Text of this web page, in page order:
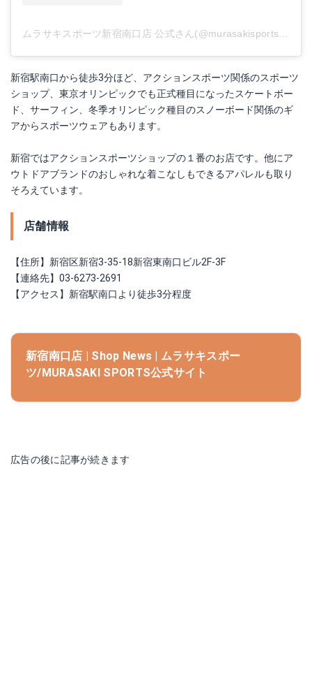
新宿駅南口から徒歩3分ほど、アクションスポーツ関係のスポーツ
ショップ、東京オリンピックでも正式種目になったスケートボー
ド、サーフィン、冬季オリンピック種目のスノーボード関係のギ
アからスポーツウェアもあります。
新宿ではアクションスポーツショップの１番のお店です。他にア
ウトドアブランドのおしゃれな着こなしもできるアパレルも取り
そろえています。
店舗情報
【住所】新宿区新宿3-35-18新宿東南口ビル2F-3F
【連絡先】03-6273-2691
【アクセス】新宿駅南口より徒歩3分程度
新宿南口店 | Shop News | ムラサキスポー
ツ/MURASAKI SPORTS公式サイト
広告の後に記事が続きます